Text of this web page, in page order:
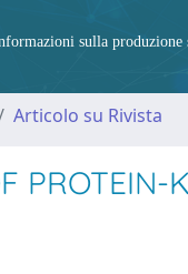
sulla
Articolo su Rivista
PROTEIN-